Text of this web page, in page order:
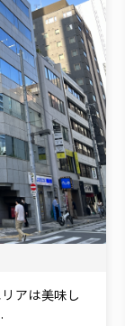
アは美味し